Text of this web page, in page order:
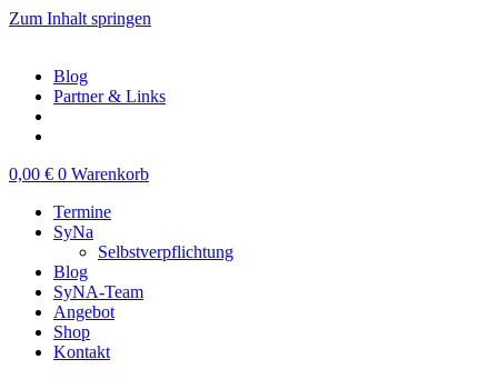
Zum Inhalt springen
Blog
Partner & Links
0,00 € 0 Warenkorb
Termine
SyNa
Selbstverpflichtung
Blog
SyNA-Team
Angebot
Shop
Kontakt